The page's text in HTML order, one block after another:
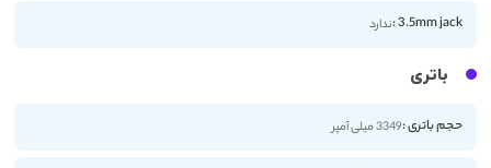
3.5mm jack : ندارد
باتری
حجم باتری :3349 میلی آمپر